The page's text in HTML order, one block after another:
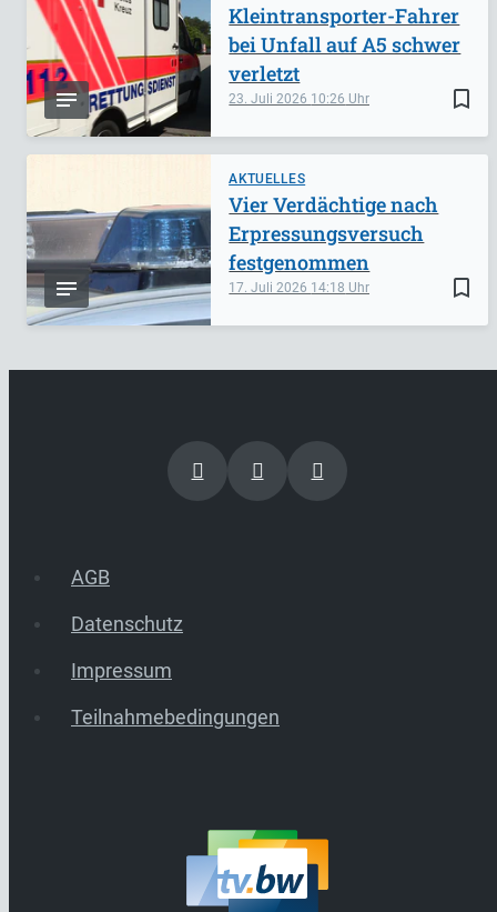
bookmark_border
23. Juli 2026 10:26
Kleintransporter-Fahrer
bei Unfall auf A5 schwer
verletzt
AKTUELLES
bookmark_border
17. Juli 2026 14:18
Vier Verdächtige nach
Erpressungsversuch
festgenommen
AGB
Datenschutz
Impressum
Teilnahmebedingungen